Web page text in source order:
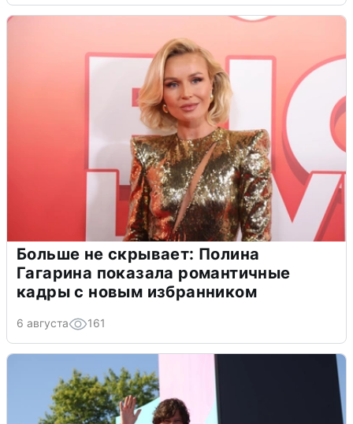
Больше не скрывает: Полина
Гагарина показала романтичные
кадры с новым избранником
6 августа 161